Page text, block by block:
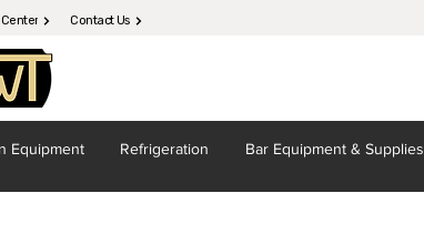
Contact Us
Equipment Refrigeration Bar Equipment & Supplies